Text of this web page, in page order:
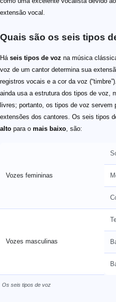
extensão vocal.
Quais são os seis tipos
Há seis tipos de voz na música
voz de um cantor determina sua
registros vocais e a cor da voz
ainda usa a estrutura dos tipos de voz,
livres; portanto, os tipos de voz servem
extensões dos cantores. Os seis tipos
alto para o mais baixo , são:
Os seis tipos de voz
Vozes femininas
Vozes masculinas